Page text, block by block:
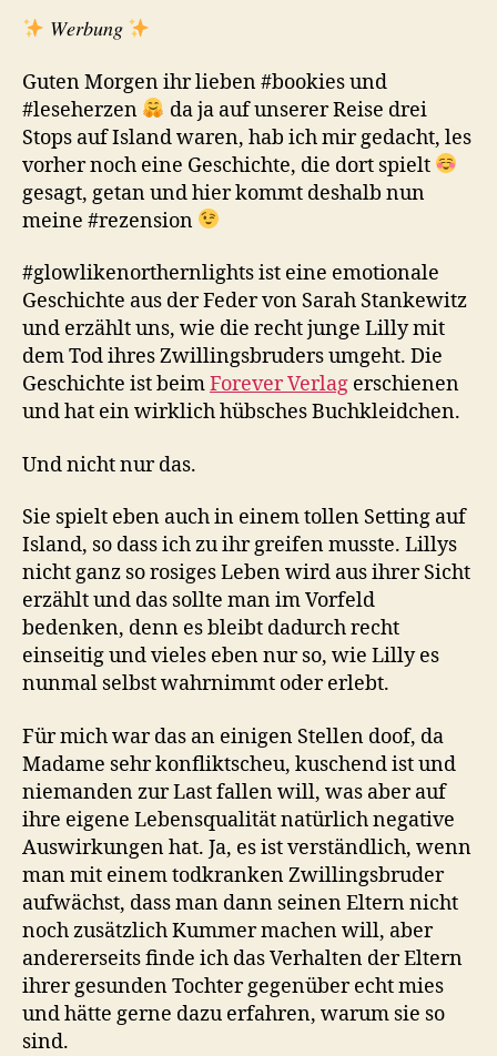
𝑊𝑒𝑟𝑏𝑢𝑛𝑔
Guten Morgen ihr lieben #bookies und
#leseherzen
da ja auf unserer Reise drei
Stops auf Island waren, hab ich mir gedacht, les
vorher noch eine Geschichte, die dort spielt
gesagt, getan und hier kommt deshalb nun
meine #rezension
#glowlikenorthernlights ist eine emotionale
Geschichte aus der Feder von Sarah Stankewitz
und erzählt uns, wie die recht junge Lilly mit
dem Tod ihres Zwillingsbruders umgeht. Die
Geschichte ist beimForever Verlag erschienen
und hat ein wirklich hübsches Buchkleidchen.
Und nicht nur das.
Sie spielt eben auch in einem tollen Setting auf
Island, so dass ich zu ihr greifen musste. Lillys
nicht ganz so rosiges Leben wird aus ihrer Sicht
erzählt und das sollte man im Vorfeld
bedenken, denn es bleibt dadurch recht
einseitig und vieles eben nur so, wie Lilly es
nunmal selbst wahrnimmt oder erlebt.
Für mich war das an einigen Stellen doof, da
Madame sehr konfliktscheu, kuschend ist und
niemanden zur Last fallen will, was aber auf
ihre eigene Lebensqualität natürlich negative
Auswirkungen hat. Ja, es ist verständlich, wenn
man mit einem todkranken Zwillingsbruder
aufwächst, dass man dann seinen Eltern nicht
noch zusätzlich Kummer machen will, aber
andererseits finde ich das Verhalten der Eltern
ihrer gesunden Tochter gegenüber echt mies
und hätte gerne dazu erfahren, warum sie so
sind.